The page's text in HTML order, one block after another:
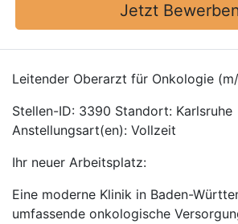
Jetzt
Leitender Oberarzt für Onkologie
Stellen-ID: 3390 Standort: Karlsruhe
Anstellungsart(en): Vollzeit
Ihr neuer Arbeitsplatz:
Eine moderne Klinik in Baden-
umfassende onkologische